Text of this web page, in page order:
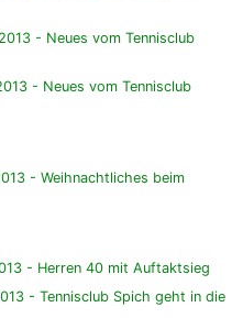
- Neues vom Tennisclub
- Neues vom Tennisclub
- Weihnachtliches beim
- Herren 40 mit Auftaktsieg
- Tennisclub Spich geht in die